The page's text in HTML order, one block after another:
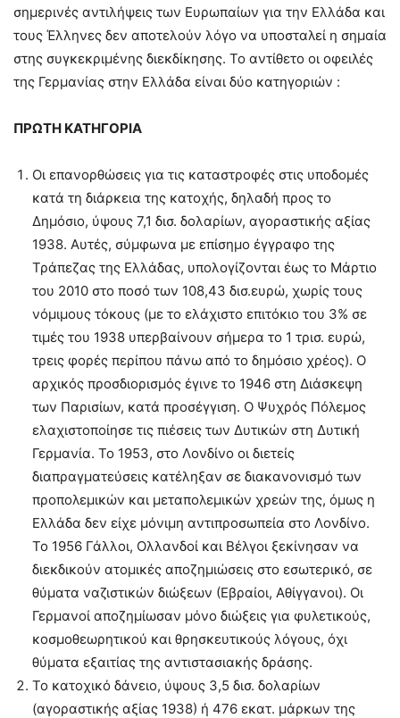
σημερινές αντιλήψεις των Ευρωπαίων για την Ελλάδα και
τους Έλληνες δεν αποτελούν λόγο να υποσταλεί η σημαία
στης συγκεκριμένης διεκδίκησης. Το αντίθετο οι οφειλές
της Γερμανίας στην Ελλάδα είναι δύο κατηγοριών :
ΠΡΩΤΗ ΚΑΤΗΓΟΡΙΑ
Οι επανορθώσεις για τις καταστροφές στις υποδομές
κατά τη διάρκεια της κατοχής, δηλαδή προς το
Δημόσιο, ύψους 7,1 δισ. δολαρίων, αγοραστικής αξίας
1938. Αυτές, σύμφωνα με επίσημο έγγραφο της
Τράπεζας της Ελλάδας, υπολογίζονται έως το Μάρτιο
του 2010 στο ποσό των 108,43 δισ.ευρώ, χωρίς τους
νόμιμους τόκους (με το ελάχιστο επιτόκιο του 3% σε
τιμές του 1938 υπερβαίνουν σήμερα το 1 τρισ. ευρώ,
τρεις φορές περίπου πάνω από το δημόσιο χρέος). Ο
αρχικός προσδιορισμός έγινε το 1946 στη Διάσκεψη
των Παρισίων, κατά προσέγγιση. Ο Ψυχρός Πόλεμος
ελαχιστοποίησε τις πιέσεις των Δυτικών στη Δυτική
Γερμανία. Το 1953, στο Λονδίνο οι διετείς
διαπραγματεύσεις κατέληξαν σε διακανονισμό των
προπολεμικών και μεταπολεμικών χρεών της, όμως η
Ελλάδα δεν είχε μόνιμη αντιπροσωπεία στο Λονδίνο.
Το 1956 Γάλλοι, Ολλανδοί και Βέλγοι ξεκίνησαν να
διεκδικούν ατομικές αποζημιώσεις στο εσωτερικό, σε
θύματα ναζιστικών διώξεων (Εβραίοι, Αθίγγανοι). Οι
Γερμανοί αποζημίωσαν μόνο διώξεις για φυλετικούς,
κοσμοθεωρητικού και θρησκευτικούς λόγους, όχι
θύματα εξαιτίας της αντιστασιακής δράσης.
Το κατοχικό δάνειο, ύψους 3,5 δισ. δολαρίων
(αγοραστικής αξίας 1938) ή 476 εκατ. μάρκων της